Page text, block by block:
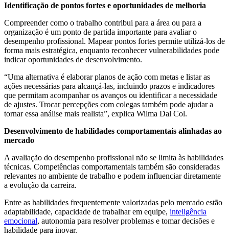
Identificação de pontos fortes e oportunidades de melhoria
Compreender como o trabalho contribui para a área ou para a
organização é um ponto de partida importante para avaliar o
desempenho profissional. Mapear pontos fortes permite utilizá-los de
forma mais estratégica, enquanto reconhecer vulnerabilidades pode
indicar oportunidades de desenvolvimento.
“Uma alternativa é elaborar planos de ação com metas e listar as
ações necessárias para alcançá-las, incluindo prazos e indicadores
que permitam acompanhar os avanços ou identificar a necessidade
de ajustes. Trocar percepções com colegas também pode ajudar a
tornar essa análise mais realista”, explica Wilma Dal Col.
Desenvolvimento de habilidades comportamentais alinhadas ao
mercado
A avaliação do desempenho profissional não se limita às habilidades
técnicas. Competências comportamentais também são consideradas
relevantes no ambiente de trabalho e podem influenciar diretamente
a evolução da carreira.
Entre as habilidades frequentemente valorizadas pelo mercado estão
adaptabilidade, capacidade de trabalhar em equipe, inteligência
emocional, autonomia para resolver problemas e tomar decisões e
habilidade para inovar.